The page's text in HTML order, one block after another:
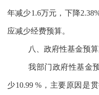
年减少1.6万元，下降
应减少经费预算。
八、政府性基金预
我部门政府性基金
少10.99 %，主要原因是